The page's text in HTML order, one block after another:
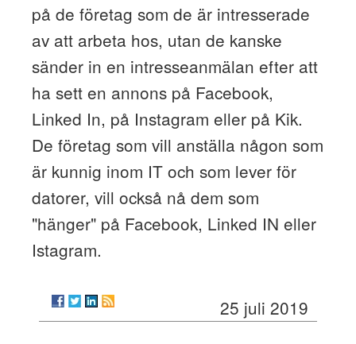
på de företag som de är intresserade
av att arbeta hos, utan de kanske
sänder in en intresseanmälan efter att
ha sett en annons på Facebook,
Linked In, på Instagram eller på Kik.
De företag som vill anställa någon som
är kunnig inom IT och som lever för
datorer, vill också nå dem som
"hänger" på Facebook, Linked IN eller
Istagram.
25 juli 2019